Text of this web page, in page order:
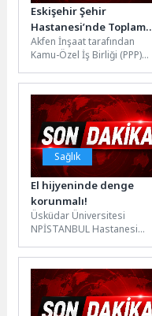
Eskişehir Şehir
Hastanesi’nde Toplam
Yoğun Bakım Yatak
Kapasitesi 217’ye
Yükseldi
Akfen İnşaat tarafından
Kamu-Özel İş Birliği (PPP)
geçirilen ve Ekim 2018’den
bu yana hizmet...
Sağlık
El hijyeninde denge
korunmalı!
Üsküdar Üniversitesi
NPİSTANBUL Hastanesi
Klinik Mikrobiyoloji Uzmanı
Dr. Dilek Leyla Mamçu, 5...